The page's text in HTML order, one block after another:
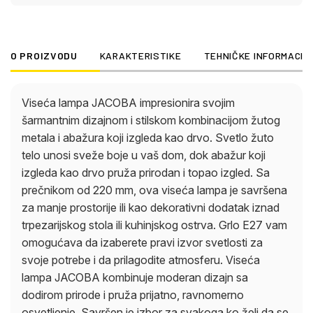
O PROIZVODU KARAKTERISTIKE TEHNIČKE
Viseća lampa JACOBA impresionira svojim
šarmantnim dizajnom i stilskom kombinacijom žutog
metala i abažura koji izgleda kao drvo. Svetlo žuto
telo unosi sveže boje u vaš dom, dok abažur koji
izgleda kao drvo pruža prirodan i topao izgled. Sa
prečnikom od 220 mm, ova viseća lampa je savršena
za manje prostorije ili kao dekorativni dodatak iznad
trpezarijskog stola ili kuhinjskog ostrva. Grlo E27 vam
omogućava da izaberete pravi izvor svetlosti za
svoje potrebe i da prilagodite atmosferu. Viseća
lampa JACOBA kombinuje moderan dizajn sa
dodirom prirode i pruža prijatno, ravnomerno